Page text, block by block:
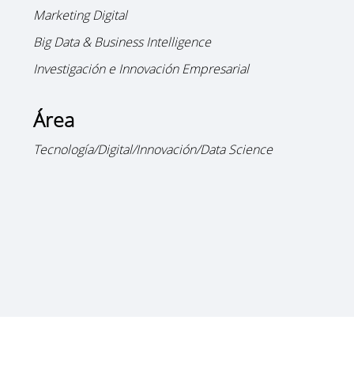
Marketing Digital
Big Data & Business Intelligence
Investigación e Innovación Empresarial
Área
Tecnología/Digital/Innovación/Data Science